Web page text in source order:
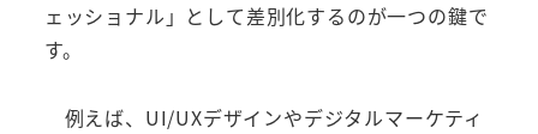
ェッショナル」として差別化するのが一つの鍵で
す。
例えば、UI/UXデザインやデジタルマーケティ